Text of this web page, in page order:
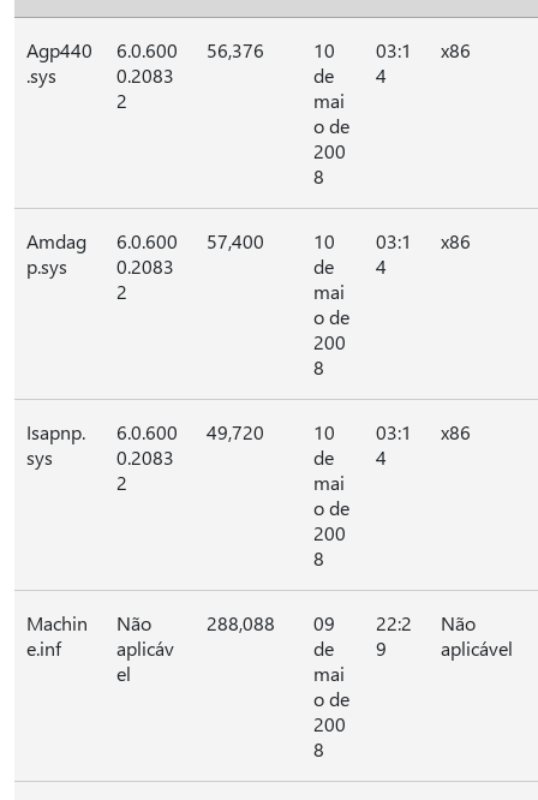
Agp440
.sys
6.0.600
0.2083
2
56,376
10
de
mai
o de
200
8
03:1
4
x86
Amdag
p.sys
6.0.600
0.2083
2
57,400
10
de
mai
o de
200
8
03:1
4
x86
Isapnp.
sys
6.0.600
0.2083
2
49,720
10
de
mai
o de
200
8
03:1
4
x86
Machin
e.inf
Não
aplicáv
el
288,088
09
de
mai
o de
200
8
22:2
9
Não
aplicável